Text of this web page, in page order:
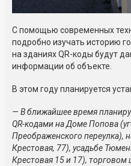
С помощью современных
подробно изучать историю
на зданияхQR-коды будут
информации об объекте.
В этом году планируется
— В ближайшее время
QR-кодамина Доме Попова
Преображенского переулка),
Крестовая, 77), усадьбе
Крестовая 15 и 17), торговом